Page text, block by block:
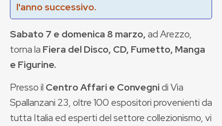
l'anno successivo.
Sabato 7 e domenica 8 marzo,ad Arezzo,
torna la Fiera del Disco, CD, Fumetto, Manga
e Figurine.
Presso il Centro Affari e Convegnidi Via
Spallanzani 23, oltre 100 espositori provenienti da
tutta Italia ed esperti del settore collezionismo, vi